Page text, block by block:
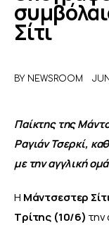
Σίτι
BY NEWSROOM
Παίκτης της
Ραγιάν Τσερκί,
με την αγγλική
Η Μάντσεστερ
Τρίτης (10/6) την